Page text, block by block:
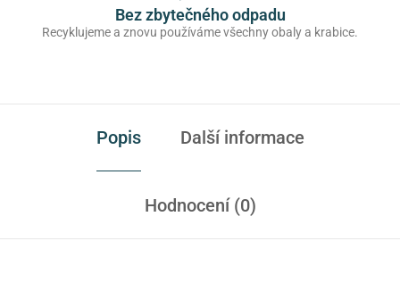
Bez zbytečného odpadu
Recyklujeme a znovu používáme všechny obaly a krabice.
Popis Další informace
Hodnocení (0)